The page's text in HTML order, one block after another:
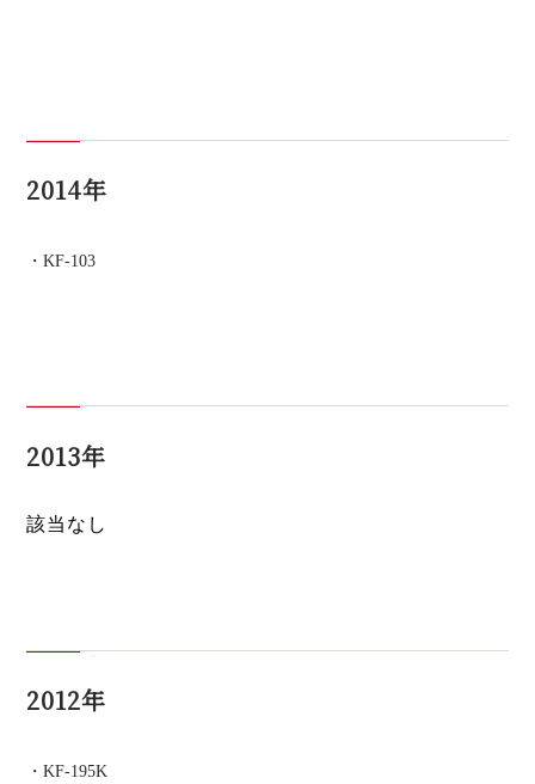
2014年
KF-103
2013年
該当なし
2012年
KF-195K